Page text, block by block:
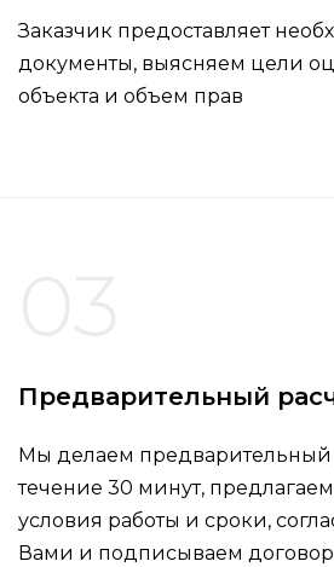
Заказчик предоставляет
документы, выясняем цели
объекта и объем прав
Предварительный
Мы делаем предварительный
течение 30 минут,
условия работы и сроки,
Вами и подписываем договор